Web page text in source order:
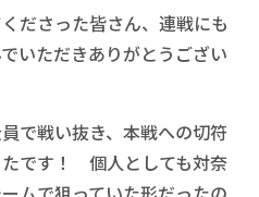
ださった皆さん、連戦にも
いただきありがとうござい
で戦い抜き、本戦への切符
です！ 個人としても対奈